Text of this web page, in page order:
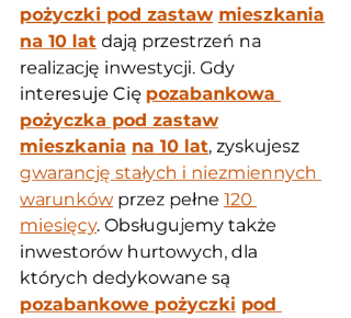
pożyczki pod zastaw mieszkania
na 10 lat dają przestrzeń na
realizację inwestycji. Gdy
interesuje Cię pozabankowa
pożyczka pod zastaw
mieszkania na 10 lat, zyskujesz
gwarancję stałych i niezmiennych
warunków przez pełne 120
miesięcy. Obsługujemy także
inwestorów hurtowych, dla
których dedykowane są
pozabankowe pożyczki pod